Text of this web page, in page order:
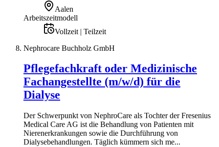
Aalen
Arbeitszeitmodell
Vollzeit | Teilzeit
Nephrocare Buchholz GmbH
Pflegefachkraft oder Medizinische
Fachangestellte (m/w/d) für die
Dialyse
Der Schwerpunkt von NephroCare als Tochter der Fresenius
Medical Care AG ist die Behandlung von Patienten mit
Nierenerkrankungen sowie die Durchführung von
Dialysebehandlungen. Täglich kümmern sich me...